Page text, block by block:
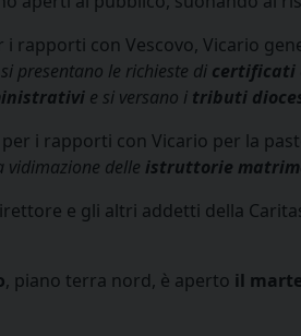
rapporti con Vescovo, Vicario
presentano le richieste di certificati
e si versano i tributi
i rapporti con Vicario per la
vidimazione delle istruttorie
e gli altri addetti della
, piano terra nord, è aperto il